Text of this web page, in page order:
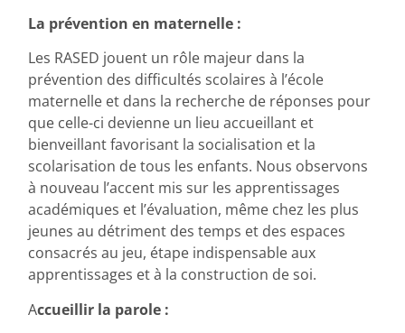
La prévention en maternelle :
Les RASED jouent un rôle majeur dans la
prévention des difficultés scolaires à l’école
maternelle et dans la recherche de réponses pour
que celle-ci devienne un lieu accueillant et
bienveillant favorisant la socialisation et la
scolarisation de tous les enfants. Nous observons
à nouveau l’accent mis sur les apprentissages
académiques et l’évaluation, même chez les plus
jeunes au détriment des temps et des espaces
consacrés au jeu, étape indispensable aux
apprentissages et à la construction de soi.
Accueillir la parole :